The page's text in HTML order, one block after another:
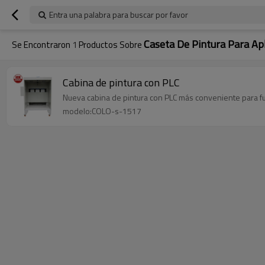
Entra una palabra para buscar por favor
Se Encontraron 1 Productos SobreCaseta De Pintura Para
Cabina de pintura con PLC
Nueva cabina de pintura con PLC más conveniente para
modelo:COLO-s-1517